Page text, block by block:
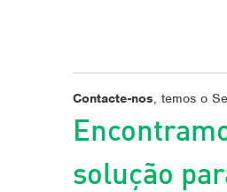
Contacte-nos, temos o
solução